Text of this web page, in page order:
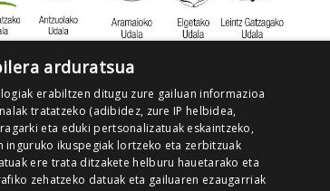
arduratsua
erabiltzen ditugu zure gailuan informazioa
tratatzeko (adibidez, zure IP helbidea,
eta eduki pertsonalizatuak eskaintzeko,
ikuspegiak lortzeko eta zerbitzuak
ere trata ditzakete helburu hauetarako eta
zehatzeko datuak eta gailuaren ezaugarriak